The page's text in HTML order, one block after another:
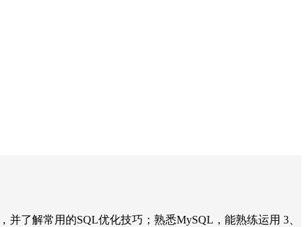
了解常用的SQL优化技巧；熟悉MySQL，能熟练运用 3、